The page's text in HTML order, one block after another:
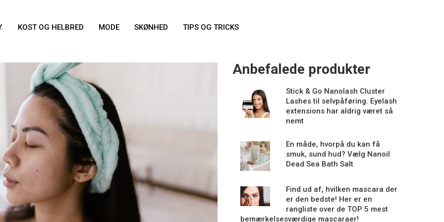
KOST OG HELBRED MODE SKØNHED TIPS OG TRICKS
Anbefalede produkter
Stick & Go Nanolash Cluster
Lashes til selvpåføring. Eyelash
extensions har aldrig været så
nemt
En måde, hvorpå du kan få
smuk, sund hud? Vælg Nanoil
Dead Sea Bath Salt
Find ud af, hvilken mascara der
er den bedste! Her er en
rangliste over de TOP 5 mest
bemærkelsesværdige mascaraer!